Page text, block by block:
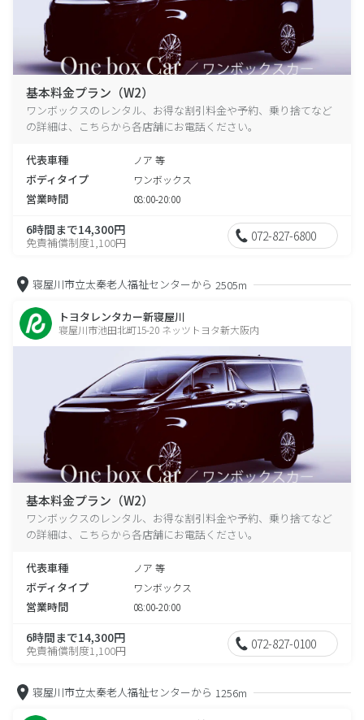
基本料金プラン（W2）
ワンボックスのレンタル、お得な割引料金や予約、乗り捨てなど
の詳細は、こちらから各店舗にお電話ください。
代表車種 ノア 等
ボディタイプ ワンボックス
営業時間 08:00-20:00
6時間まで14,300円
免責補償制度1,100円 072-827-6800
寝屋川市立太秦老人福祉センターから 2505m
トヨタレンタカー新寝屋川
寝屋川市池田北町15-20 ネッツトヨタ新大阪内
基本料金プラン（W2）
ワンボックスのレンタル、お得な割引料金や予約、乗り捨てなど
の詳細は、こちらから各店舗にお電話ください。
代表車種 ノア 等
ボディタイプ ワンボックス
営業時間 08:00-20:00
6時間まで14,300円
免責補償制度1,100円 072-827-0100
寝屋川市立太秦老人福祉センターから 1256m